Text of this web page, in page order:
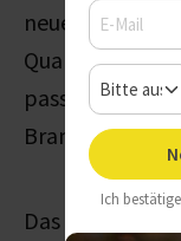
neuesten
Qualität, eine
passen zu
Brand
Das
Ich